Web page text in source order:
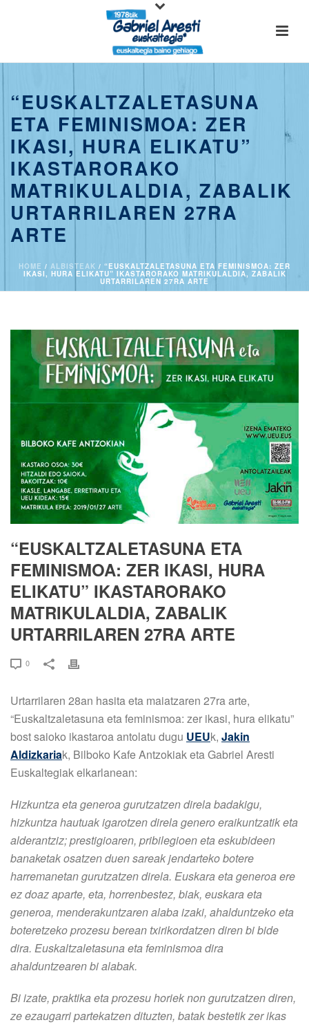
“EUSKALTZALETASUNA
ETA FEMINISMOA: ZER
IKASI, HURA ELIKATU”
IKASTARORAKO
MATRIKULALDIA, ZABALIK
URTARRILAREN 27RA
ARTE
HOME / ALBISTEAK / “EUSKALTZALETASUNA ETA FEMINISMOA: ZER
IKASI, HURA ELIKATU” IKASTARORAKO MATRIKULALDIA, ZABALIK
URTARRILAREN 27RA ARTE
“EUSKALTZALETASUNA ETA
FEMINISMOA: ZER IKASI, HURA
ELIKATU” IKASTARORAKO
MATRIKULALDIA, ZABALIK
URTARRILAREN 27RA ARTE
0
Urtarrilaren 28an hasita eta maiatzaren 27ra arte,
“Euskaltzaletasuna eta feminismoa: zer ikasi, hura elikatu”
bost saioko ikastaroa antolatu dugu UEUk, Jakin
Aldizkariak, Bilboko Kafe Antzokiak eta Gabriel Aresti
Euskaltegiak elkarlanean:
Hizkuntza eta generoa gurutzatzen direla badakigu,
hizkuntza hautuak igarotzen direla genero eraikuntzatik eta
alderantziz; prestigioaren, pribilegioen eta eskubideen
banaketak osatzen duen sareak jendarteko botere
harremanetan gurutzatzen direla. Euskara eta generoa ere
ez doaz aparte, eta, horrenbestez, biak, euskara eta
generoa, menderakuntzaren alaba izaki, ahalduntzeko eta
boteretzeko prozesu berean txirikordatzen diren bi bide
dira. Euskaltzaletasuna eta feminismoa dira
ahalduntzearen bi alabak.
Bi izate, praktika eta prozesu horiek non gurutzatzen diren,
ze ezaugarri partekatzen dituzten, batak bestetik zer ikas